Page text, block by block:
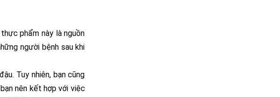
phẩm này là nguồn
người bệnh sau khi
Tuy nhiên, bạn cũng
nên kết hợp với việc